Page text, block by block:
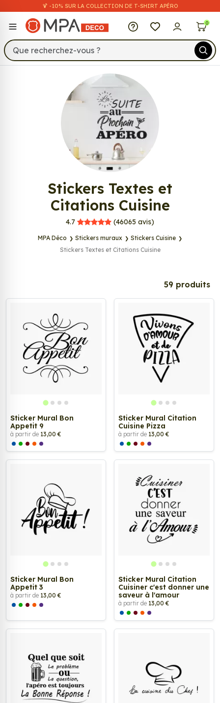
🍹 -10% SUR LA COLLECTION DE T-SHIRT APÉRO
MPA Déco 0
Stickers Textes et
Citations Cuisine
MPA Déco
4.7 (46065 avis)
MPA Déco Stickers muraux
Stickers Cuisine
Stickers Textes et Citations Cuisine
59 produits
Sticker Mural Bon
Appetit 9
à partir de 13,00 €
Sticker Mural Citation
Cuisine Pizza
à partir de 13,00 €
Sticker Mural Bon
Appetit 3
à partir de 13,00 €
Sticker Mural Citation
Cuisiner c'est donner une
saveur à l'amour
à partir de 13,00 €